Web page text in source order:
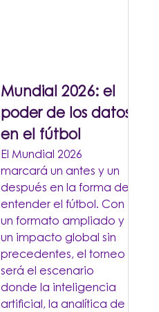
Mundial 2026: el
poder de los datos
en el fútbol
El Mundial 2026
marcará un antes y un
después en la forma de
entender el fútbol. Con
un formato ampliado y
un impacto global sin
precedentes, el torneo
será el escenario
donde la inteligencia
artificial, la analítica de